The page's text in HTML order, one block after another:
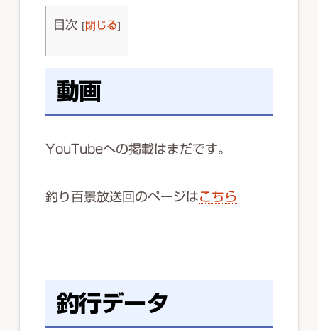
目次 [閉じる]
動画
YouTubeへの掲載はまだです。
釣り百景放送回のページはこちら
釣行データ